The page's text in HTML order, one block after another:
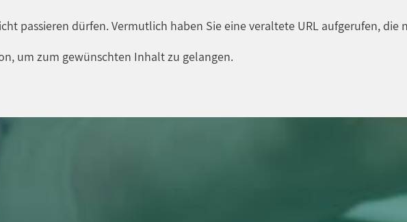
passieren dürfen. Vermutlich haben Sie eine veraltete URL aufgerufen, die
um zum gewünschten Inhalt zu gelangen.